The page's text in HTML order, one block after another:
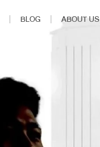
BLOG ABOUT US